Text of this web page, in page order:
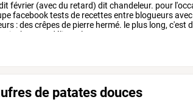
février (avecdu retard) dit chandeleur. pour
facebooktestsde recettesentre blogueursavec
:descrêpesde pierre hermé. le plus long,c'est
cuite hum délice! place
de patates douces